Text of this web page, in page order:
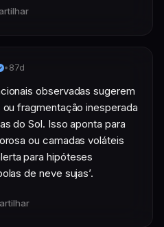
• 87d
observadas sugerem
fragmentação inesperada
do Sol. Isso aponta para
ou camadas voláteis
para hipóteses
de neve sujas’.